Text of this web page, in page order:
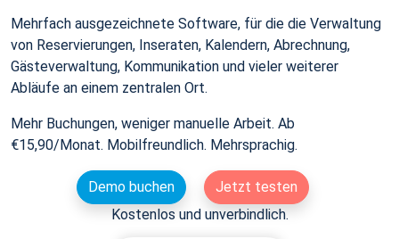
Mehrfach ausgezeichnete Software, für die die Verwaltung
von Reservierungen, Inseraten, Kalendern, Abrechnung,
Gästeverwaltung, Kommunikation und vieler weiterer
Abläufe an einem zentralen Ort.
Mehr Buchungen, weniger manuelle Arbeit. Ab
€15,90/Monat. Mobilfreundlich. Mehrsprachig.
Demo buchen
Jetzt testen
Kostenlos und unverbindlich.